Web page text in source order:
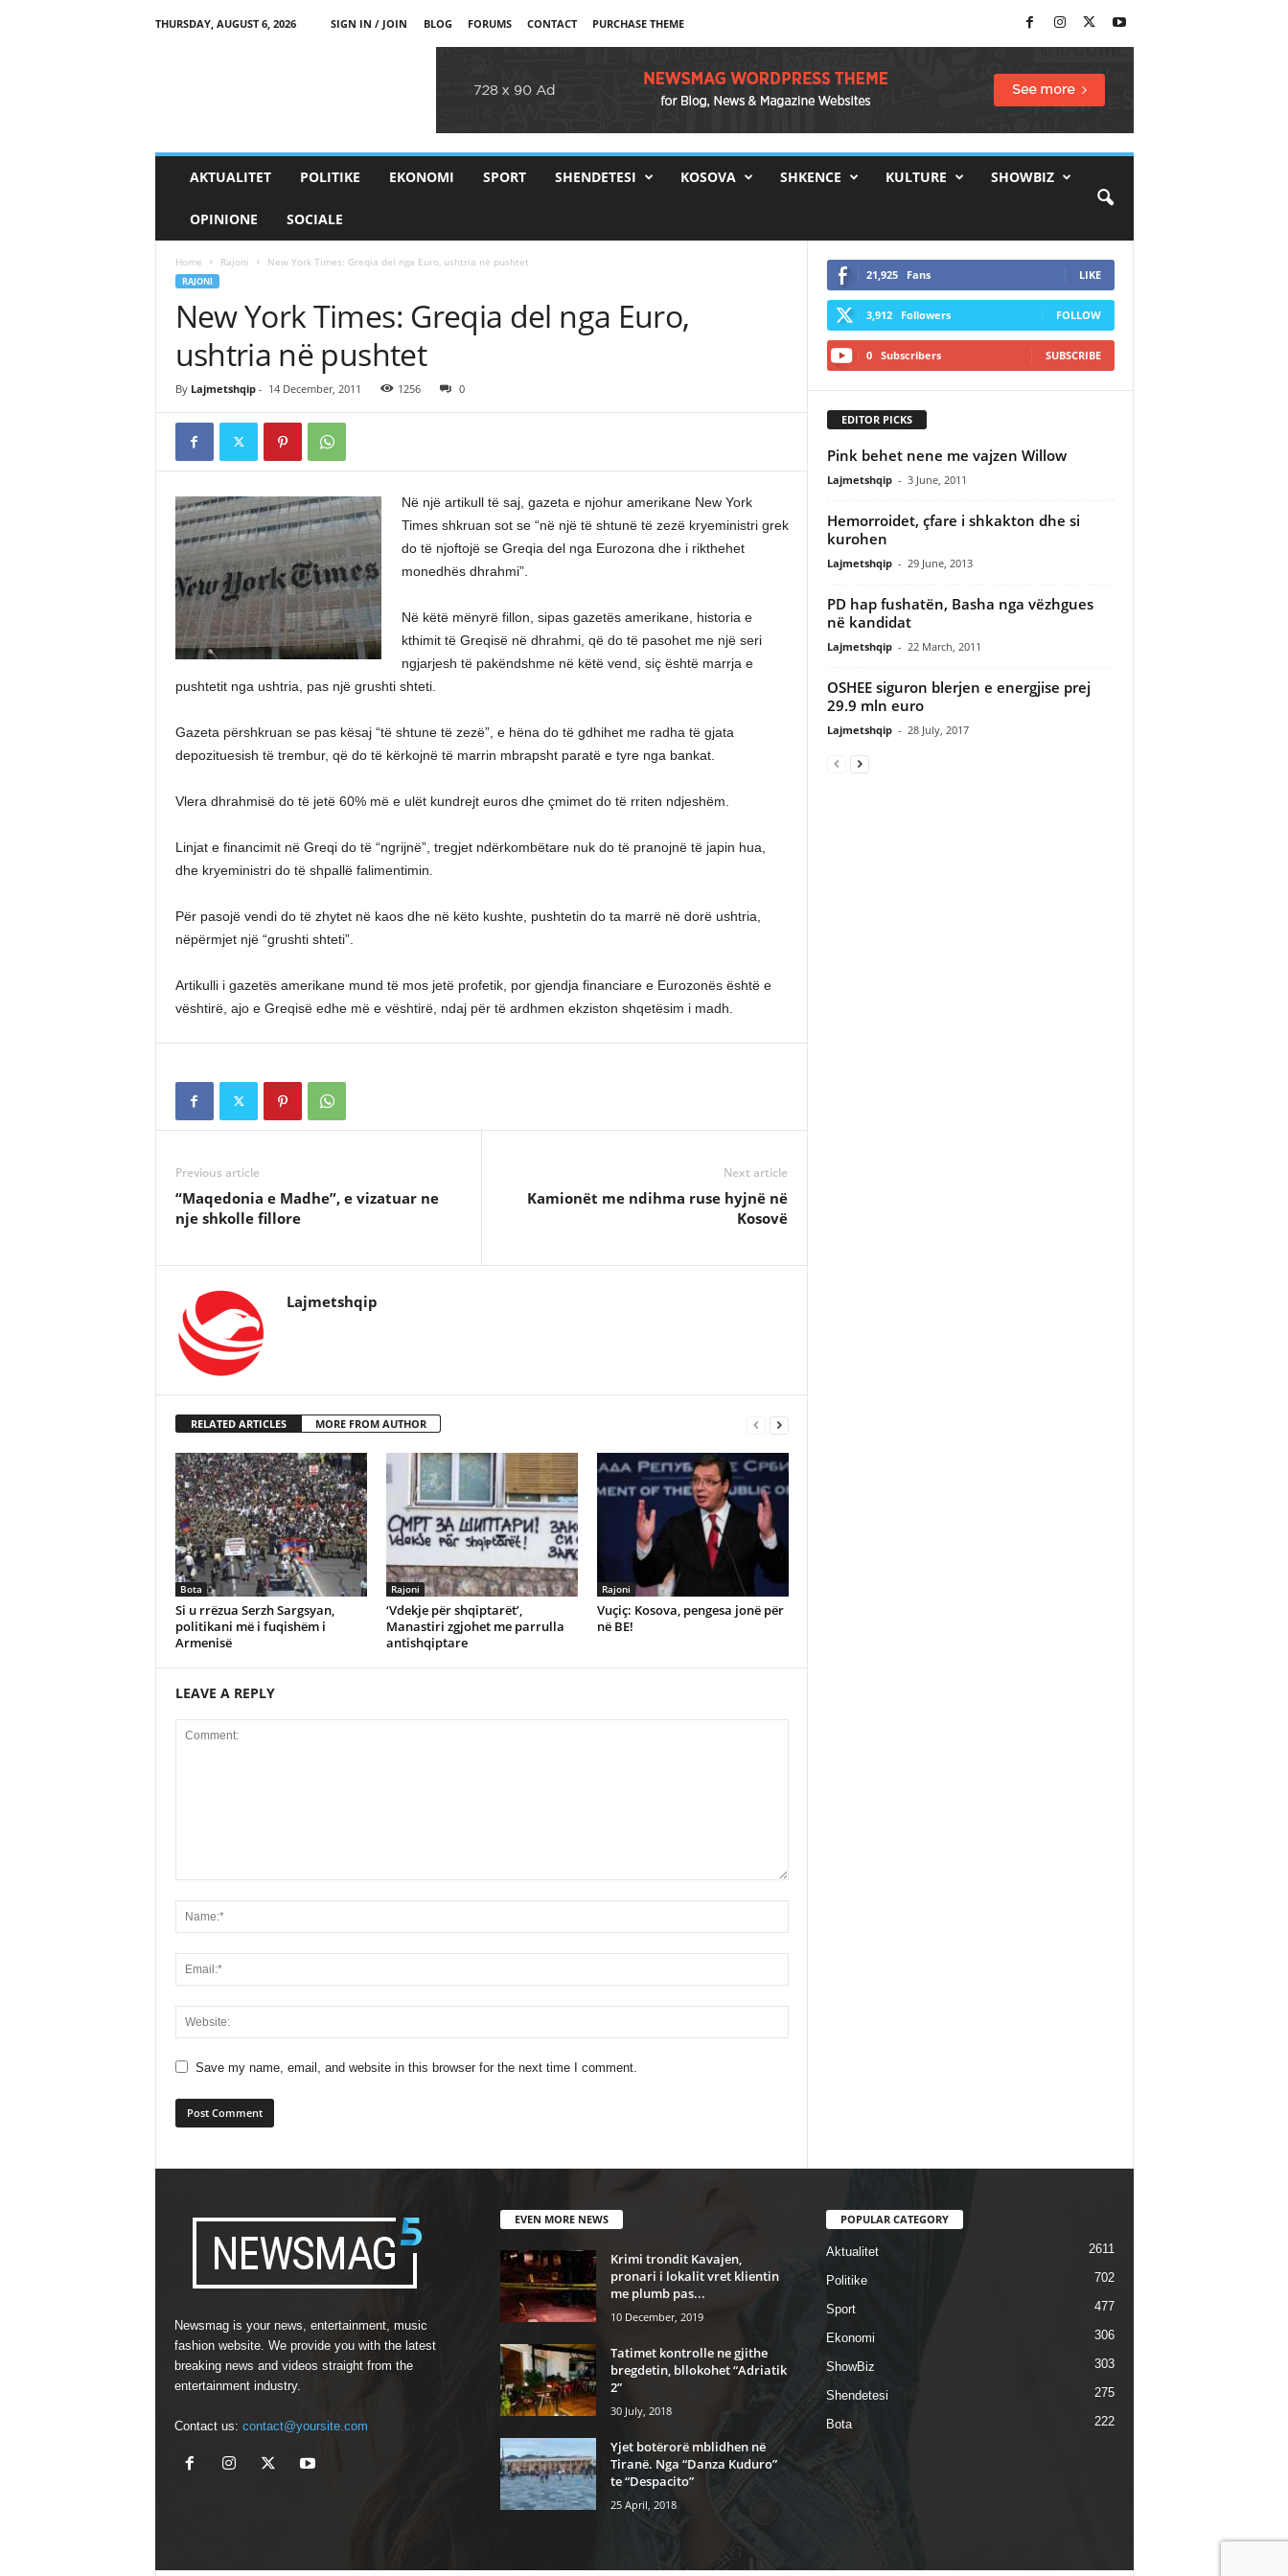
THURSDAY, AUGUST 6, 2026 SIGN IN / JOIN BLOG FORUMS CONTACT PURCHASE THEME
AKTUALITET POLITIKE EKONOMI SPORT SHENDETESI KOSOVA SHKENCE KULTURE SHOWBIZ
OPINIONE SOCIALE
Home Rajoni New York Times: Greqia del nga Euro, ushtria në pushtet
RAJONI
New York Times: Greqia del nga Euro,
ushtria në pushtet
By Lajmetshqip- 14 December, 2011 1256 0
Në një artikull të saj, gazeta e njohur amerikane New York
Times shkruan sot se “në një të shtunë të zezë kryeministri grek
do të njoftojë se Greqia del nga Eurozona dhe i rikthehet
monedhës dhrahmi”.
Në këtë mënyrë fillon, sipas gazetës amerikane, historia e
kthimit të Greqisë në dhrahmi, që do të pasohet me një seri
ngjarjesh të pakëndshme në këtë vend, siç është marrja e
pushtetit nga ushtria, pas një grushti shteti.
Gazeta përshkruan se pas kësaj “të shtune të zezë”, e hëna do të gdhihet me radha të gjata
depozituesish të trembur, që do të kërkojnë të marrin mbrapsht paratë e tyre nga bankat.
Vlera dhrahmisë do të jetë 60% më e ulët kundrejt euros dhe çmimet do të rriten ndjeshëm.
Linjat e financimit në Greqi do të “ngrijnë”, tregjet ndërkombëtare nuk do të pranojnë të japin hua,
dhe kryeministri do të shpallë falimentimin.
Për pasojë vendi do të zhytet në kaos dhe në këto kushte, pushtetin do ta marrë në dorë ushtria,
nëpërmjet një “grushti shteti”.
Artikulli i gazetës amerikane mund të mos jetë profetik, por gjendja financiare e Eurozonës është e
vështirë, ajo e Greqisë edhe më e vështirë, ndaj për të ardhmen ekziston shqetësim i madh.
Previous article
“Maqedonia e Madhe”, e vizatuar ne
nje shkolle fillore
Next article
Kamionët me ndihma ruse hyjnë në
Kosovë
Lajmetshqip
RELATED ARTICLES MORE FROM AUTHOR
Bota
Si u rrëzua Serzh Sargsyan,
politikani më i fuqishëm i
Armenisë
Rajoni
‘Vdekje për shqiptarët’,
Manastiri zgjohet me parrulla
antishqiptare
Rajoni
Vuçiç: Kosova, pengesa jonë për
në BE!
LEAVE A REPLY
Save my name, email, and website in this browser for the next time I comment.
21,925 Fans LIKE
3,912 Followers FOLLOW
0 Subscribers SUBSCRIBE
EDITOR PICKS
Pink behet nene me vajzen Willow
Lajmetshqip - 3 June, 2011
Hemorroidet, çfare i shkakton dhe si
kurohen
Lajmetshqip - 29 June, 2013
PD hap fushatën, Basha nga vëzhgues
në kandidat
Lajmetshqip - 22 March, 2011
OSHEE siguron blerjen e energjise prej
29.9 mln euro
Lajmetshqip - 28 July, 2017
Newsmag is your news, entertainment, music
fashion website. We provide you with the latest
breaking news and videos straight from the
entertainment industry.
Contact us: contact@yoursite.com
EVEN MORE NEWS
Krimi trondit Kavajen,
pronari i lokalit vret klientin
me plumb pas...
10 December, 2019
Tatimet kontrolle ne gjithe
bregdetin, bllokohet “Adriatik
2”
30 July, 2018
Yjet botërorë mblidhen në
Tiranë. Nga “Danza Kuduro”
te “Despacito”
25 April, 2018
POPULAR CATEGORY
Aktualitet 2611
Politike 702
Sport 477
Ekonomi 306
ShowBiz 303
Shendetesi 275
Bota 222